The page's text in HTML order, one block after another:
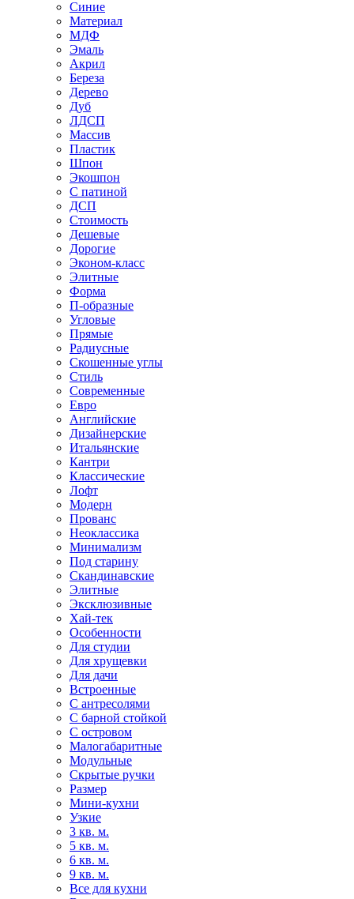
Синие
Материал
МДФ
Эмаль
Акрил
Береза
Дерево
Дуб
ЛДСП
Массив
Пластик
Шпон
Экошпон
С патиной
ДСП
Стоимость
Дешевые
Дорогие
Эконом-класс
Элитные
Форма
П-образные
Угловые
Прямые
Радиусные
Скошенные углы
Стиль
Современные
Евро
Английские
Дизайнерские
Итальянские
Кантри
Классические
Лофт
Модерн
Прованс
Неоклассика
Минимализм
Под старину
Скандинавские
Элитные
Эксклюзивные
Хай-тек
Особенности
Для студии
Для хрущевки
Для дачи
Встроенные
С антресолями
С барной стойкой
С островом
Малогабаритные
Модульные
Скрытые ручки
Размер
Мини-кухни
Узкие
3 кв. м.
5 кв. м.
6 кв. м.
9 кв. м.
Все для кухни